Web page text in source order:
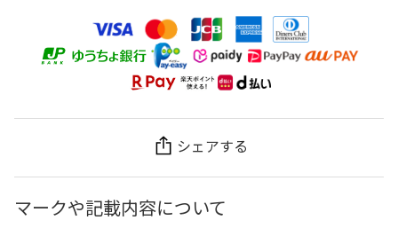
シェアする
マークや記載内容について